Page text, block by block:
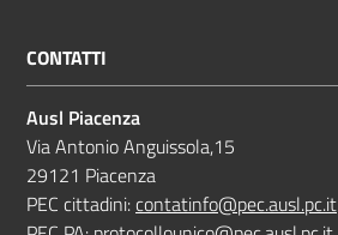
CONTATTI
Ausl Piacenza
Via Antonio Anguissola,15
29121 Piacenza
PEC cittadini:contatinfo@pec.ausl.pc.it